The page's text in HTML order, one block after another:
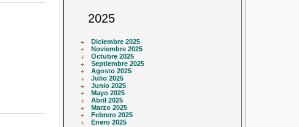
2025
Diciembre 2025
Noviembre 2025
Octubre 2025
Septiembre 2025
Agosto 2025
Julio 2025
Junio 2025
Mayo 2025
Abril 2025
Marzo 2025
Febrero 2025
Enero 2025